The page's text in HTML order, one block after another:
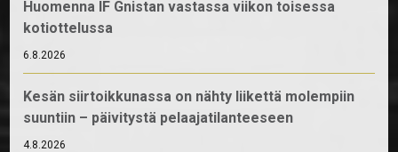
Huomenna IF Gnistan vastassa viikon toisessa
kotiottelussa
6.8.2026
Kesän siirtoikkunassa on nähty liikettä molempiin
suuntiin – päivitystä pelaajatilanteeseen
4.8.2026